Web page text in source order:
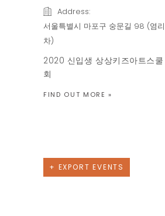
Address:
서울특별시 마포구 숭문길 98 (염
차)
2020 신입생 상상키즈아트스
회
FIND OUT MORE »
+ EXPORT EVENTS